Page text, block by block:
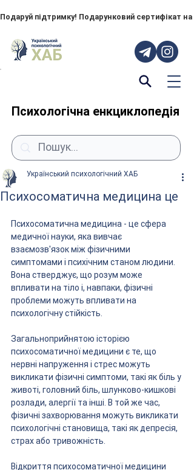
Подаруй підтримку! Подарунковий сертифікат
Психологічна енкциклопедія
Психосоматична медицина це
Український психологічний ХАБ
Психосоматична медицина - це сфера
медичної науки, яка вивчає
взаємозв'язок між фізичними
симптомами і психічним станом людини.
Вона стверджує, що розум може
впливати на тіло і, навпаки, фізичні
проблеми можуть впливати на
психологічну стійкість.
Загальноприйнятою історією
психосоматичної медицини є те, що
нервні напруження і стрес можуть
викликати фізичні симптоми, такі як біль у
животі, головний біль, шлунково-кишкові
розлади, алергії та інші. В той же час,
фізичні захворювання можуть викликати
психологічні становища, такі як депресія,
страх або тривожність.
Відкриття психосоматичної медицини